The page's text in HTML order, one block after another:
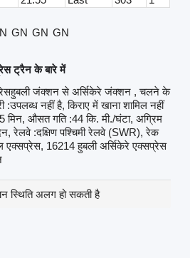
GN GN GN
ट्रैन के बारे में
जंक्शन से अर्सिकेरे जंक्शन , चलने के
नहीं है, किराए में खाना शामिल नहीं
मिन, औसत गति :44 कि. मी./घंटा, अग्रिम
रेलवे :दक्षिण पश्चिमी रेलवे (SWR), रेक
एक्सप्रेस, 16214 हुबली अर्सिकेरे एक्सप्रेस
स्थिति अलग हो सकती है